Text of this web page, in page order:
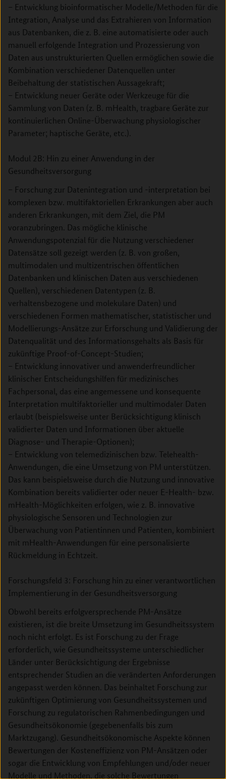
– Entwicklung bioinformatischer Modelle/Methoden für die
Integration, Analyse und das Extrahieren von Information
aus Datenbanken, die z. B. eine automatisierte oder auch
manuell erfolgende Integration und Prozessierung von
Daten aus unstrukturierten Quellen ermöglichen sowie die
Kombination verschiedener Datenquellen unter
Beibehaltung der statistischen Aussagekraft;
– Entwicklung neuer Geräte oder Werkzeuge für die
Sammlung von Daten (z. B. mHealth, tragbare Geräte zur
kontinuierlichen Online-Überwachung physiologischer
Parameter; haptische Geräte, etc.).
Modul 2B: Hin zu einer Anwendung in der
Gesundheitsversorgung
– Forschung zur Datenintegration und -interpretation bei
komplexen bzw. multifaktoriellen Erkrankungen aber auch
anderen Erkrankungen, mit dem Ziel, die PM
voranzubringen. Das mögliche klinische
Anwendungspotenzial für die Nutzung verschiedener
Datensätze soll gezeigt werden (z. B. von großen,
multimodalen und multizentrischen öffentlichen
Datenbanken und klinischen Daten aus verschiedenen
Quellen), verschiedenen Datentypen (z. B.
verhaltensbezogene und molekulare Daten) und
verschiedenen Formen mathematischer, statistischer und
Modellierungs-Ansätze zur Erforschung und Validierung der
Datenqualität und des Informationsgehalts als Basis für
zukünftige Proof-of-Concept-Studien;
– Entwicklung innovativer und anwenderfreundlicher
klinischer Entscheidungshilfen für medizinisches
Fachpersonal, das eine angemessene und konsequente
Interpretation multifaktorieller und multimodaler Daten
erlaubt (beispielsweise unter Berücksichtigung klinisch
validierter Daten und Informationen über aktuelle
Diagnose- und Therapie-Optionen);
– Entwicklung von telemedizinischen bzw. Telehealth-
Anwendungen, die eine Umsetzung von PM unterstützen.
Das kann beispielsweise durch die Nutzung und innovative
Kombination bereits validierter oder neuer E-Health- bzw.
mHealth-Möglichkeiten erfolgen, wie z. B. innovative
physiologische Sensoren und Technologien zur
Überwachung von Patientinnen und Patienten, kombiniert
mit mHealth-Anwendungen für eine personalisierte
Rückmeldung in Echtzeit.
Forschungsfeld 3: Forschung hin zu einer verantwortlichen
Implementierung in der Gesundheitsversorgung
Obwohl bereits erfolgversprechende PM-Ansätze
existieren, ist die breite Umsetzung im Gesundheitssystem
noch nicht erfolgt. Es ist Forschung zu der Frage
erforderlich, wie Gesundheitssysteme unterschiedlicher
Länder unter Berücksichtigung der Ergebnisse
entsprechender Studien an die veränderten Anforderungen
angepasst werden können. Das beinhaltet Forschung zur
zukünftigen Optimierung von Gesundheitssystemen und
Forschung zu regulatorischen Rahmenbedingungen und
Gesundheitsökonomie (gegebenenfalls bis zum
Marktzugang). Gesundheitsökonomische Aspekte können
Bewertungen der Kosteneffizienz von PM-Ansätzen oder
sogar die Entwicklung von Empfehlungen und/oder neuer
Modelle und Methoden, die solche Bewertungen